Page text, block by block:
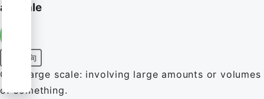
at scale
前置詞句
On a large scale: involving large amounts or volumes
of something.